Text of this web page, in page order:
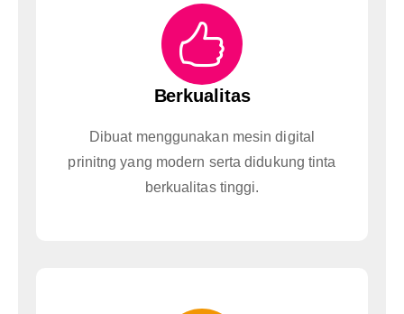
Berkualitas
Dibuat menggunakan mesin digital
prinitng yang modern serta didukung tinta
berkualitas tinggi.